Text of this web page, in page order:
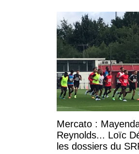
Mercato :
Reynolds... Loïc
les dossiers du